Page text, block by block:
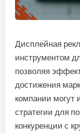
Дисплейная
инструментом
позволяя
достижения
компании могут
стратегии для
конкуренции с